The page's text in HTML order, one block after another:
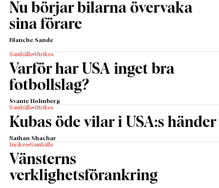
Nu börjar bilarna övervaka
sina förare
Blanche Sande
Samhälle Utrikes
Varför har USA inget bra
fotbollslag?
Svante Holmberg
Samhälle Utrikes
Kubas öde vilar i USA:s händer
Nathan Shachar
Inrikes Samhälle
Vänsterns
verklighetsförankring